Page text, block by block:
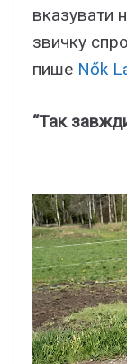
вказувати
звичку
пише Nők
“Так